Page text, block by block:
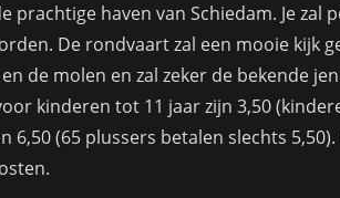
prachtige haven van Schiedam. Je
De rondvaart zal een mooie kijk
de molen en zal zeker de bekende
kinderen tot 11 jaar zijn 3,50
6,50 (65 plussers betalen slechts